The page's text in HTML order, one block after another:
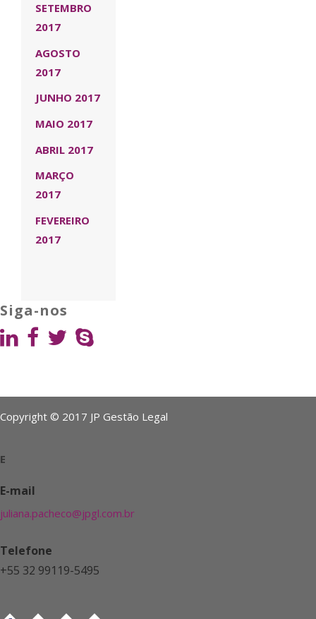
SETEMBRO
2017
AGOSTO
2017
JUNHO 2017
MAIO 2017
ABRIL 2017
MARÇO
2017
FEVEREIRO
2017
Siga-nos
Copyright © 2017 JP Gestão Legal
E
E-mail
juliana.pacheco@jpgl.com.br
Telefone
+55 32 99119-5495